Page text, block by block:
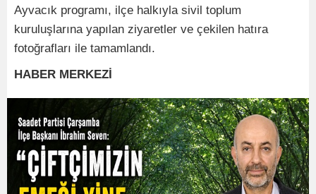
​Ayvacık programı, ilçe halkıyla sivil toplum
kuruluşlarına yapılan ziyaretler ve çekilen hatıra
fotoğrafları ile tamamlandı.
HABER MERKEZİ